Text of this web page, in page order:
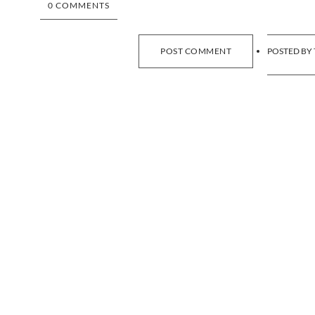
0 COMMENTS
POST COMMENT POSTED BY